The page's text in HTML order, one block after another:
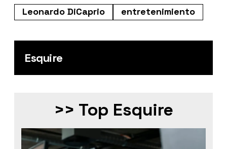
Leonardo DiCaprio entretenimiento
Esquire
>> Top Esquire